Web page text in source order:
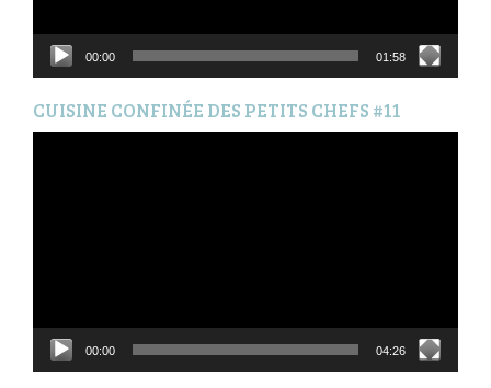
00:00 01:58
CUISINE CONFINÉE DES PETITS CHEFS #11
00:00 04:26